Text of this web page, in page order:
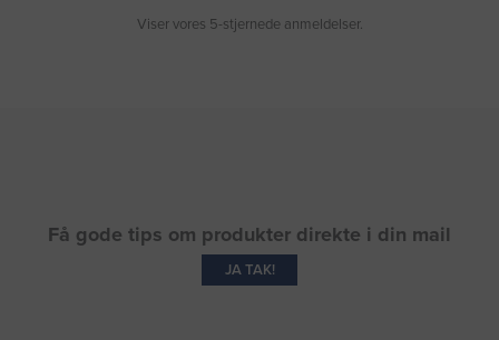
Viser vores 5-stjernede anmeldelser.
Få gode tips om produkter direkte i din mail
JA TAK!